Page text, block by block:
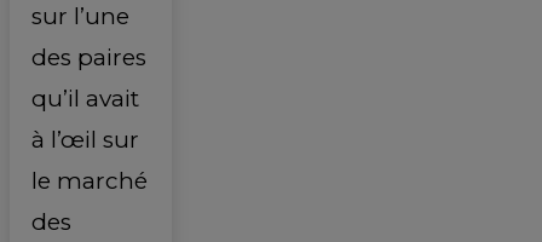
sur l’une
des paires
qu’il avait
à l’œil sur
le marché
des